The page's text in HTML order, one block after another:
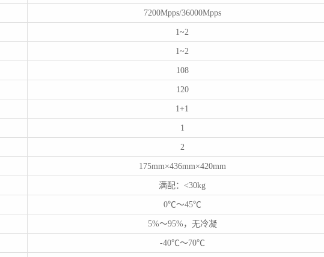
7200Mpps/36000Mpps
1~2
1~2
108
120
1+1
1
2
175mm×436mm×420mm
满配：<30kg
0℃～45℃
5%～95%，无冷凝
-40℃～70℃